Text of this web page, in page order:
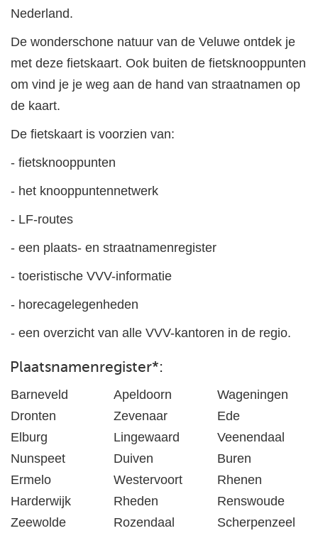
Nederland.
De wonderschone natuur van de Veluwe ontdek je
met deze fietskaart. Ook buiten de fietsknooppunten
om vind je je weg aan de hand van straatnamen op
de kaart.
De fietskaart is voorzien van:
- fietsknooppunten
- het knooppuntennetwerk
- LF-routes
- een plaats- en straatnamenregister
- toeristische VVV-informatie
- horecagelegenheden
- een overzicht van alle VVV-kantoren in de regio.
Plaatsnamenregister*:
Barneveld
Dronten
Elburg
Nunspeet
Ermelo
Harderwijk
Zeewolde
Apeldoorn
Zevenaar
Lingewaard
Duiven
Westervoort
Rheden
Rozendaal
Wageningen
Ede
Veenendaal
Buren
Rhenen
Renswoude
Scherpenzeel